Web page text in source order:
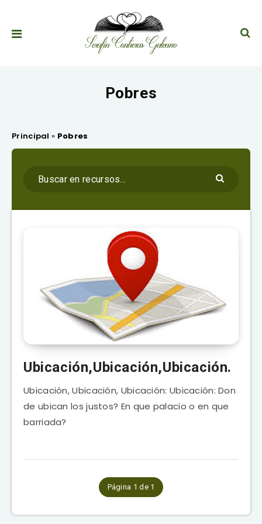
Pobres
Principal » Pobres
Ubicación,Ubicación,Ubicación.
Ubicación, Ubicación, Ubicación: Ubicación: Don
de ubican los justos? En que palacio o en que
barriada?
Página 1 de 1